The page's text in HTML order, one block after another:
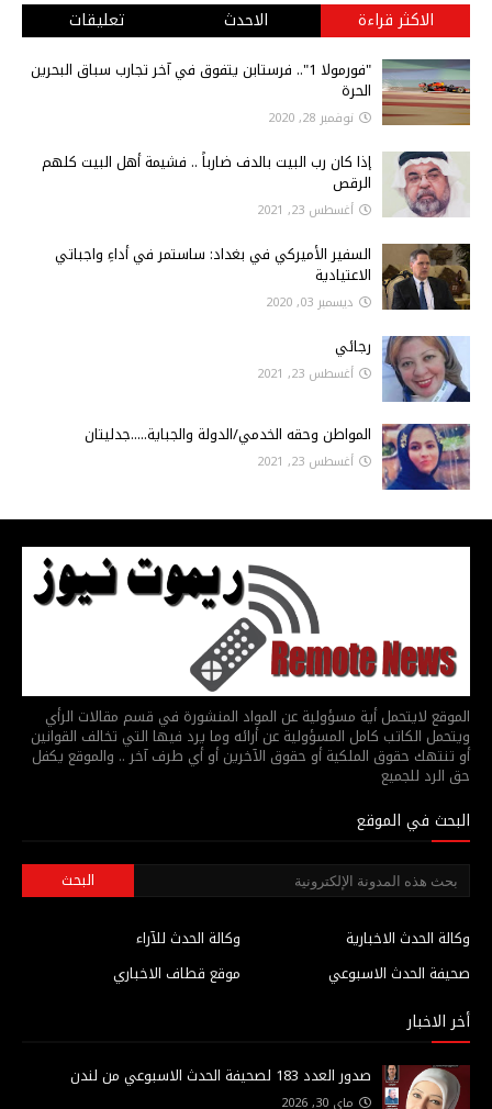
الاكثر قراءة الاحدث تعليقات
"فورمولا 1".. فرستابن يتفوق في آخر تجارب سباق البحرين
الحرة
نوفمبر 28, 2020
إذا كان رب البيت بالدف ضارباً .. فشيمة أهل البيت كلهم
الرقص
أغسطس 23, 2021
السفير الأميركي في بغداد: ساستمر في أداءِ واجباتي
الاعتيادية
ديسمبر 03, 2020
رجائي
أغسطس 23, 2021
المواطن وحقه الخدمي/الدولة والجباية.....جدليتان
أغسطس 23, 2021
الموقع لايتحمل أية مسؤولية عن المواد المنشورة في قسم مقالات الرأي
ويتحمل الكاتب كامل المسؤولية عن أرائه وما يرد فيها التي تخالف القوانين
أو تنتهك حقوق الملكية أو حقوق الآخرين أو أي طرف آخر .. والموقع يكفل
حق الرد للجميع
البحث في الموقع
وكالة الحدث للآراء
وكالة الحدث الاخبارية
موقع قطاف الاخباري
صحيفة الحدث الاسبوعي
أخر الاخبار
صدور العدد 183 لصحيفة الحدث الاسبوعي من لندن
ماي 30, 2026